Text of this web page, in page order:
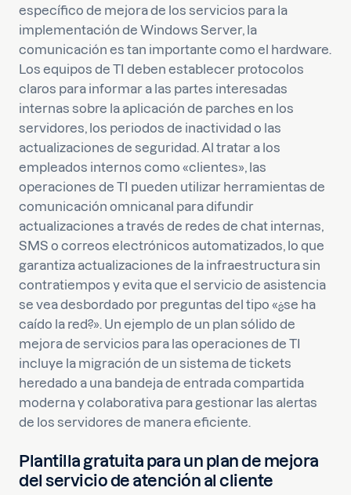
específico de mejora de los servicios para la
implementación de Windows Server, la
comunicación es tan importante como el hardware.
Los equipos de TI deben establecer protocolos
claros para informar a las partes interesadas
internas sobre la aplicación de parches en los
servidores, los periodos de inactividad o las
actualizaciones de seguridad. Al tratar a los
empleados internos como «clientes», las
operaciones de TI pueden utilizar herramientas de
comunicación omnicanal para difundir
actualizaciones a través de redes de chat internas,
SMS o correos electrónicos automatizados, lo que
garantiza actualizaciones de la infraestructura sin
contratiempos y evita que el servicio de asistencia
se vea desbordado por preguntas del tipo «¿se ha
caído la red?». Un ejemplo de un plan sólido de
mejora de servicios para las operaciones de TI
incluye la migración de un sistema de tickets
heredado a una bandeja de entrada compartida
moderna y colaborativa para gestionar las alertas
de los servidores de manera eficiente.
Plantilla gratuita para un plan de mejora
del servicio de atención al cliente